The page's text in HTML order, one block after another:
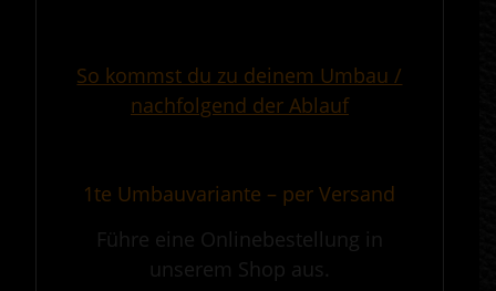
So kommst du zu deinem Umbau /
nachfolgend der Ablauf
1te Umbauvariante – per Versand
Führe eine Onlinebestellung in
unserem Shop aus.